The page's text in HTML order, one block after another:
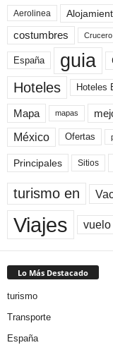
Aerolinea
costumbres Crucero
España guia
Hoteles Hoteles
Mapa mapas
México Ofertas
Principales Sitios
turismo en
Viajes vuelo
Lo Más Destacado
turismo
Transporte
España